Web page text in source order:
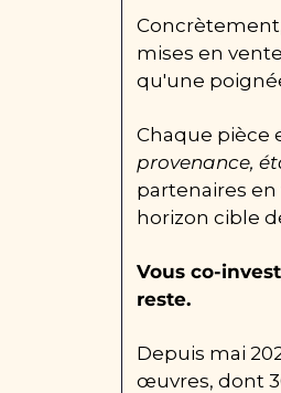
mises en
qu'une
Chaque pièce
provenance,
partenaires en
horizon cible
Vous co-
reste.
Depuis mai
œuvres, dont